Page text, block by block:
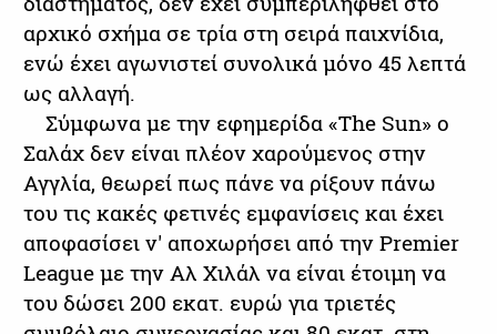
αρχικό σχήμα σε τρία στη σειρά παιχνίδια,
ενώ έχει αγωνιστεί συνολικά μόνο 45 λεπτά
ως αλλαγή.
Σύμφωνα με την εφημερίδα «The Sun» ο
Σαλάχ δεν είναι πλέον χαρούμενος στην
Αγγλία, θεωρεί πως πάνε να ρίξουν πάνω
του τις κακές φετινές εμφανίσεις και έχει
αποφασίσει ν' αποχωρήσει από την Premier
League με την Αλ Χιλάλ να είναι έτοιμη να
του δώσει 200 εκατ. ευρώ για τριετές